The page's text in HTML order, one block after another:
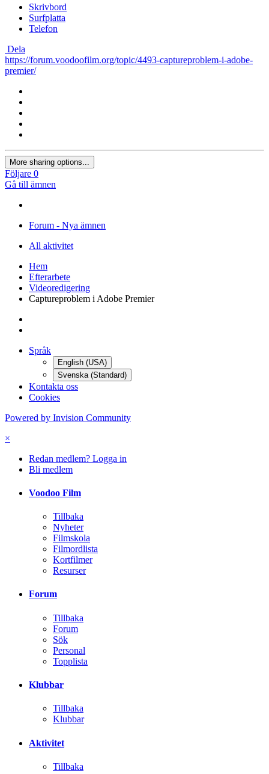
Skrivbord
Surfplatta
Telefon
Dela
https://forum.voodoofilm.org/topic/4493-captureproblem-i-adobe-
premier/
More sharing options...
Följare 0
Gå till ämnen
Forum - Nya ämnen
All aktivitet
Hem
Efterarbete
Videoredigering
Captureproblem i Adobe Premier
Språk
English (USA)
Svenska (Standard)
Kontakta oss
Cookies
Powered by Invision Community
×
Redan medlem? Logga in
Bli medlem
Voodoo Film
Tillbaka
Nyheter
Filmskola
Filmordlista
Kortfilmer
Resurser
Forum
Tillbaka
Forum
Sök
Personal
Topplista
Klubbar
Tillbaka
Klubbar
Aktivitet
Tillbaka